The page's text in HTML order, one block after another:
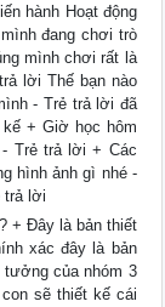
hành Hoạt động
đang chơi trò
mình chơi rất là
lời Thế bạn nào
- Trẻ trả lời đã
kế + Giờ học hôm
Trẻ trả lời + Các
hình ảnh gì nhé -
trả lời
+ Đây là bản thiết
xác đây là bản
tưởng của nhóm 3
sẽ thiết kế cái